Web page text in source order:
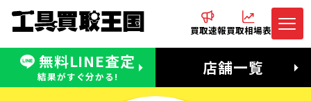
買取速報買取相場表
無料LINE査定
結果がすぐ分かる! 店舗一覧
無料LINE査定
受付：11:00〜19:00 木曜定休日
電話でお問合わせ
営業時間：11:00〜20:00